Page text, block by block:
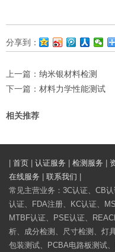
分享到：
上一篇： 纳米银材料检测
下一篇： 材料力学性能测试
相关推荐
首页 认证服务 检测服务
在线服务
联系我们
常见主营业务：3C认证、CB
认证、FDA注册、KC认证、
MTBF认证、PSE认证、
析、成分检测、尺寸检测、灯
包装测试、PCBA电路板测试